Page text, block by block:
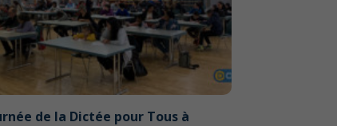
de la Dictée pour Tous à